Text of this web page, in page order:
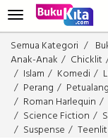
Semua Kategori
Anak-Anak
Chicklit
Islam
Komedi
Perang
Roman Harlequin
Science Fiction
Suspense
Teenlit